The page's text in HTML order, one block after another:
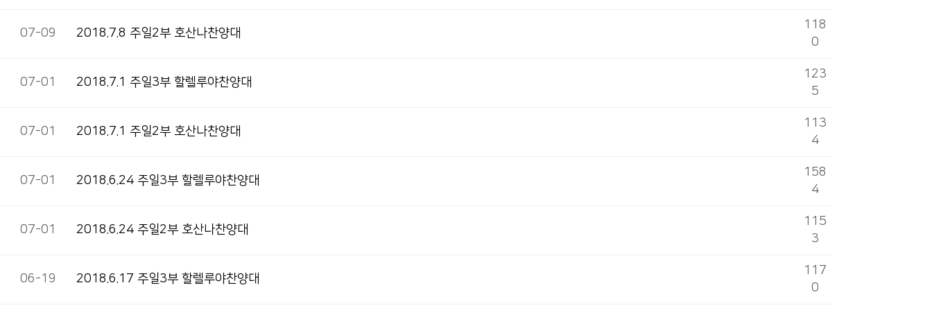
07-09 2018.7.8 주일2부 호산나찬양대
118
0
07-01 2018.7.1 주일3부 할렐루야찬양대
123
5
07-01 2018.7.1 주일2부 호산나찬양대
113
4
07-01 2018.6.24 주일3부 할렐루야찬양대
158
4
07-01 2018.6.24 주일2부 호산나찬양대
115
3
06-19 2018.6.17 주일3부 할렐루야찬양대
117
0